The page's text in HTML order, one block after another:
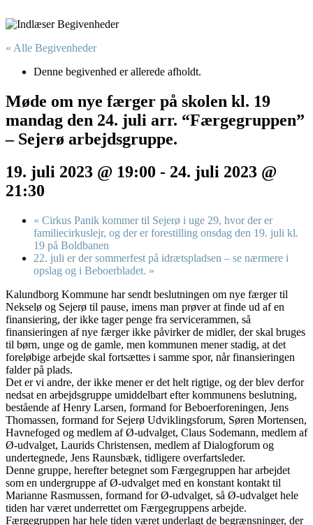
« Alle Begivenheder
Denne begivenhed er allerede afholdt.
Møde om nye færger på skolen kl. 19
mandag den 24. juli arr. “Færgegruppen”
– Sejerø arbejdsgruppe.
19. juli 2023 @ 19:00 - 24. juli 2023 @
21:30
« Cirkus Panik kommer til Sejerø i uge 29, hvor der er
familiecirkuslejr, og der er forestilling onsdag den 19. juli kl.
19 på Boldbanen
22. juli er der sommerfest på idrætspladsen – se nærmere i
opslag og i Beboerbladet. »
Kalundborg Kommune har sendt beslutningen om nye færger til
Nekselø og Sejerø til pause, imens man prøver at finde ud af en
finansiering, der ikke tager penge fra servicerammen, så
finansieringen af nye færger ikke påvirker de midler, der skal bruges
til børn, unge og de gamle, men kommunen mener stadig, at det
foreløbige arbejde skal fortsættes i samme spor, når finansieringen
falder på plads.
Det er vi andre, der ikke mener er det helt rigtige, og der blev derfor
nedsat en arbejdsgruppe umiddelbart efter kommunens beslutning,
bestående af Henry Larsen, formand for Beboerforeningen, Jens
Thomassen, formand for Sejerø Udviklingsforum, Søren Mortensen,
Havnefoged og medlem af Ø-udvalget, Claus Sodemann, medlem af
Ø-udvalget, Laurids Christensen, medlem af Dialogforum og
undertegnede, Jens Raunsbæk, tidligere overfartsleder.
Denne gruppe, herefter betegnet som Færgegruppen har arbejdet
som en undergruppe af Ø-udvalget med en konstant kontakt til
Marianne Rasmussen, formand for Ø-udvalget, så Ø-udvalget hele
tiden har været underrettet om Færgegruppens arbejde.
Færgegruppen har hele tiden været underlagt de begrænsninger, der